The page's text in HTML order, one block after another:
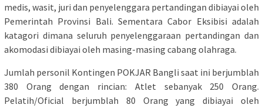
medis, wasit, juri dan penyelenggara pertandingan dibiayai oleh
Pemerintah Provinsi Bali. Sementara Cabor Eksibisi adalah
katagori dimana seluruh penyelenggaraan pertandingan dan
akomodasi dibiayai oleh masing-masing cabang olahraga.
Jumlah personil Kontingen POKJAR Bangli saat ini berjumblah
380 Orang dengan rincian: Atlet sebanyak 250 Orang.
Pelatih/Oficial berjumblah 80 Orang yang dibiayai oleh